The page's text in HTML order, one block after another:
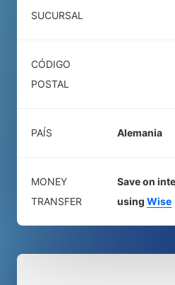
SUCURSAL
CÓDIGO
POSTAL
PAÍS Alemania
MONEY
TRANSFER
Save on
using Wise